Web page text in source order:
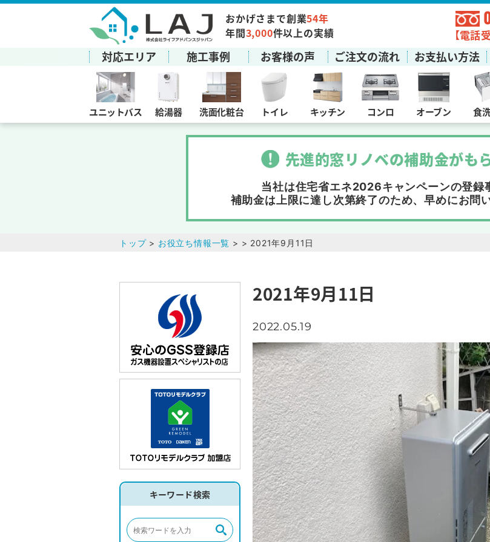
おかげさまで創業54年
年間3,000件以上の実績 【電
対応エリア 施工事例 お客様の声 ご注文の流れ お支払い方法
ユニットバス 給湯器 洗面化粧台 トイレ キッチン コンロ オーブン 食
先進的窓リノベの補助金がも
当社は住宅省エネ2026キャンペーンの登録
補助金は上限に達し次第終了のため、早めにお問
トップ> お役立ち情報一覧 > > 2021年9月11日
キーワード検索
2021年9月11日
2022.05.19